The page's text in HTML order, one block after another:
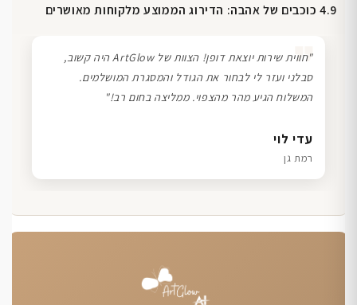
4.9 כוכבים של אהבה: הדירוג הממוצע מלקוחות מאושרים
שרון כהן
תל אביב
❞
"חווית שירות יוצאת דופן! הצוות של ArtGlow היה קשוב,
סבלני ועזר לי לבחור את הגודל והמסגרת המושלמים.
המשלוח הגיע מהר מהצפוי. ממליצה בחום רב!"
עדי לוי
רמת גן
דנה גל
חיפה
ליאת ויוסי מ.
הוד השרון